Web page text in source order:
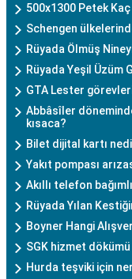
500x1300 Petek
Schengen
Rüyada Ölmüş
Rüyada Yeşil Üzüm
GTA Lester
Abbâsîler
kısaca?
Bilet dijital kartı
Yakıt pompası
Akıllı telefon
Rüyada Yılan
Boyner Hangi
SGK hizmet
Hurda teşviki için